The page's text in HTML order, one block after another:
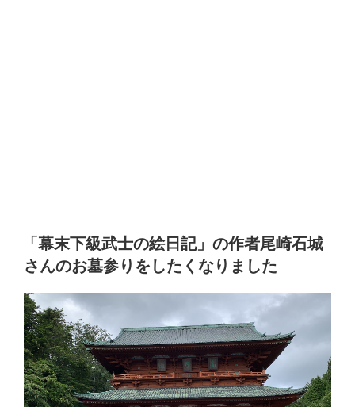
「幕末下級武士の絵日記」の作者尾崎石城
さんのお墓参りをしたくなりました